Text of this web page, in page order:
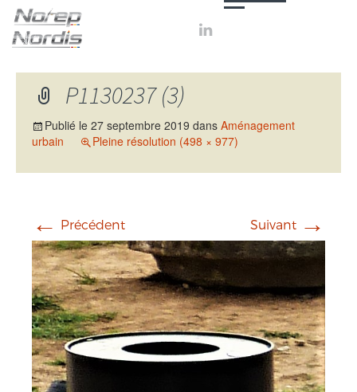

P1130237 (3)
Publié le 27 septembre 2019 dans Aménagement
urbain
Pleine résolution (498 × 977)
← Précédent Suivant →